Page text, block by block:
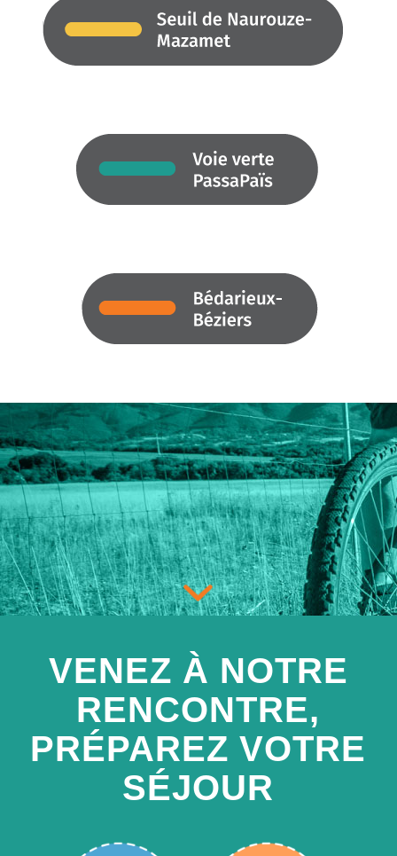
VENEZ À NOTRE
RENCONTRE,
PRÉPAREZ VOTRE
SÉJOUR